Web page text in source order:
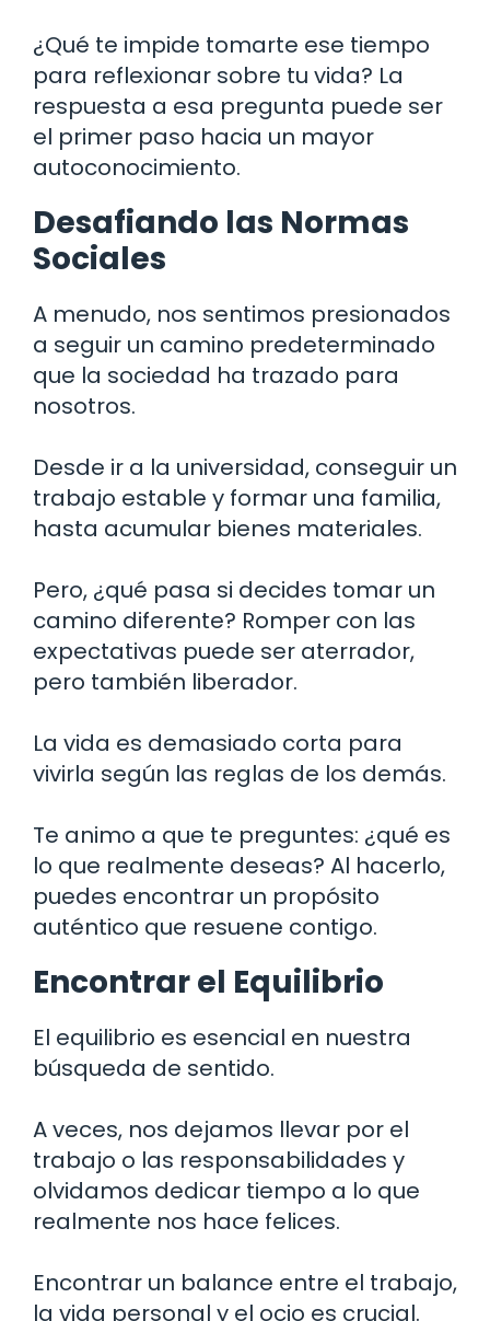
¿Qué te impide tomarte ese tiempo
para reflexionar sobre tu vida? La
respuesta a esa pregunta puede ser
el primer paso hacia un mayor
autoconocimiento.
Desafiando las Normas
Sociales
A menudo, nos sentimos presionados
a seguir un camino predeterminado
que la sociedad ha trazado para
nosotros.
Desde ir a la universidad, conseguir un
trabajo estable y formar una familia,
hasta acumular bienes materiales.
Pero, ¿qué pasa si decides tomar un
camino diferente? Romper con las
expectativas puede ser aterrador,
pero también liberador.
La vida es demasiado corta para
vivirla según las reglas de los demás.
Te animo a que te preguntes: ¿qué es
lo que realmente deseas? Al hacerlo,
puedes encontrar un propósito
auténtico que resuene contigo.
Encontrar el Equilibrio
El equilibrio es esencial en nuestra
búsqueda de sentido.
A veces, nos dejamos llevar por el
trabajo o las responsabilidades y
olvidamos dedicar tiempo a lo que
realmente nos hace felices.
Encontrar un balance entre el trabajo,
la vida personal y el ocio es crucial.